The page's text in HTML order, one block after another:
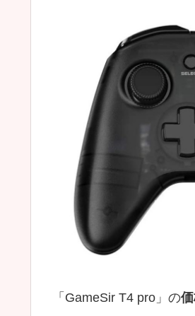
「GameSir T4 pro」の